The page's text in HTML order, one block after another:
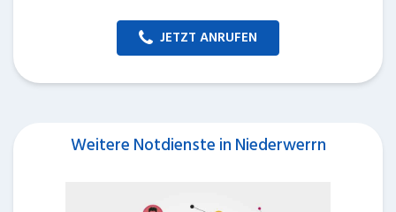
JETZT ANRUFEN
Weitere Notdienste in Niederwerrn